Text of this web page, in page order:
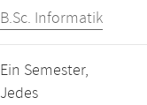
B.Sc. Informatik
Ein Semester,
Jedes